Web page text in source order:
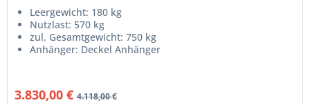
Leergewicht: 180 kg
Nutzlast: 570 kg
zul. Gesamtgewicht: 750 kg
Anhänger: Deckel Anhänger
3.830,00 € 4.118,00 €